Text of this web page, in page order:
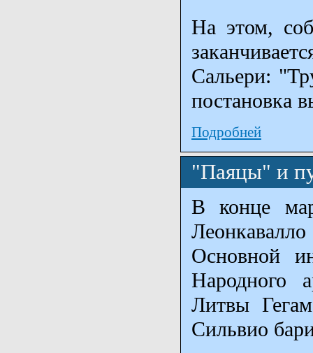
На этом,
Сальери:
постановка
Подробней
"Паяцы" и
В конце
Основной
Народного
Литвы
Сильвио